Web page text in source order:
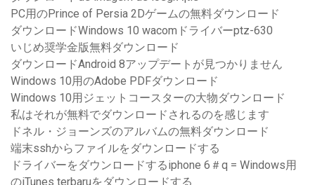
PC用のPrince of Persia 2Dゲームの無料ダウンロード
ダウンロードWindows 10 wacomドライバーptz-630
いじめ奨学金版無料ダウンロード
ダウンロードAndroid 8アップデートが見つかりません
Windows 10用のAdobe PDFダウンロード
Windows 10用ジェットコースターの大物ダウンロード
私はそれが無料でダウンロードされるのを感じます
ドネル・ジョーンズのアルバムの無料ダウンロード
端末sshからファイルをダウンロードする
ドライバーをダウンロードするiphone 6＃q = Windows用
のiTunes terbaruをダウンロードする